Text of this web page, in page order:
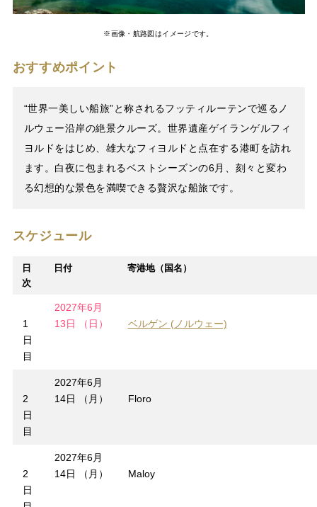
※画像・航路図はイメージです。
おすすめポイント
“世界一美しい船旅”と称されるフッティルーテンで巡るノ
ルウェー沿岸の絶景クルーズ。世界遺産ゲイランゲルフィ
ヨルドをはじめ、雄大なフィヨルドと点在する港町を訪れ
ます。白夜に包まれるベストシーズンの6月、刻々と変わ
る幻想的な景色を満喫できる贅沢な船旅です。
スケジュール
日
次
日付 寄港地（国名）
1
日
目
2027年6月
13日 （日）
ベルゲン (ノルウェー)
2
日
目
2027年6月
14日 （月）
Floro
2
日
2027年6月
14日 （月）
Maloy